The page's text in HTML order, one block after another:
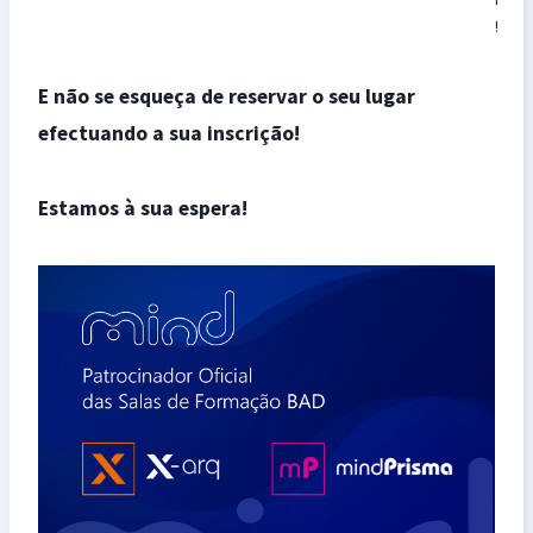
!
E não se esqueça de reservar o seu lugar
efectuando a sua inscrição!
Estamos à sua espera!